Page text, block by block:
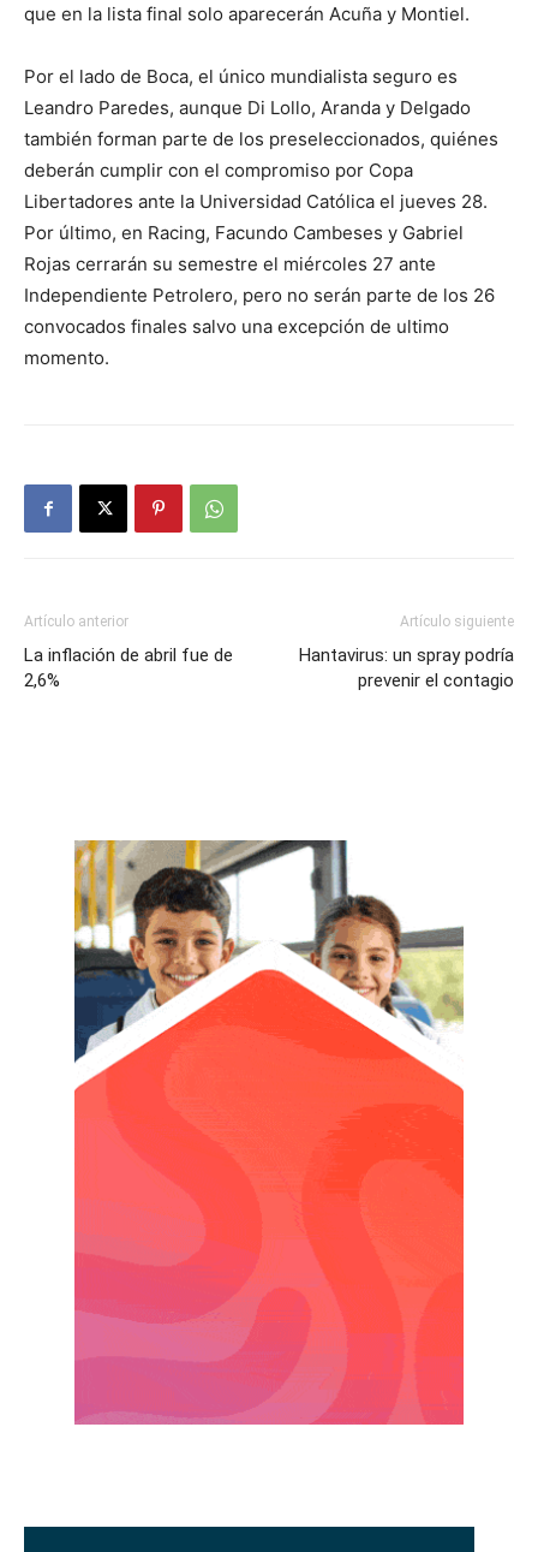
que en la lista final solo aparecerán Acuña y Montiel.
Por el lado de Boca, el único mundialista seguro es
Leandro Paredes, aunque Di Lollo, Aranda y Delgado
también forman parte de los preseleccionados, quiénes
deberán cumplir con el compromiso por Copa
Libertadores ante la Universidad Católica el jueves 28.
Por último, en Racing, Facundo Cambeses y Gabriel
Rojas cerrarán su semestre el miércoles 27 ante
Independiente Petrolero, pero no serán parte de los 26
convocados finales salvo una excepción de ultimo
momento.
Artículo anterior
La inflación de abril fue de
2,6%
Artículo siguiente
Hantavirus: un spray podría
prevenir el contagio